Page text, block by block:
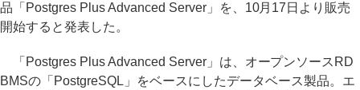
品「Postgres Plus Advanced Server」を、10月17日より販売
開始すると発表した。
「Postgres Plus Advanced Server」は、オープンソースRD
BMSの「PostgreSQL」をベースにしたデータベース製品。エ